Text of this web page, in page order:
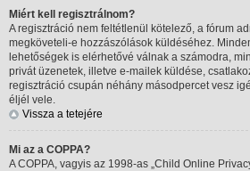
Miért kell regisztrálnom?
A regisztráció nem feltétlenül kötelező, a fórum
megköveteli-e hozzászólások küldéséhez.
lehetőségek is elérhetővé válnak a számodra,
privát üzenetek, illetve e-mailek küldése,
regisztráció csupán néhány másodpercet vesz
éljél vele.
Vissza a tetejére
Mi az a COPPA?
A COPPA, vagyis az 1998-as „Child Online